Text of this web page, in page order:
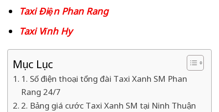
Taxi Điện Phan Rang
Taxi Vĩnh Hy
Mục Lục
1. Số điện thoại tổng đài Taxi Xanh SM Phan
Rang 24/7
2. Bảng giá cước Taxi Xanh SM tại Ninh Thuận